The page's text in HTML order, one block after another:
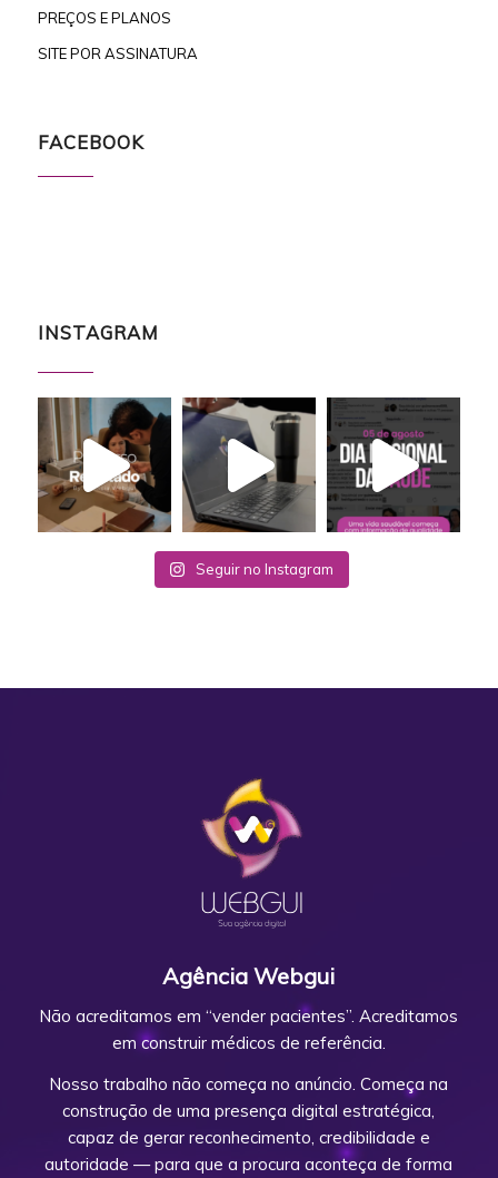
PREÇOS E PLANOS
SITE POR ASSINATURA
FACEBOOK
INSTAGRAM
Seguir no Instagram
Agência Webgui
Não acreditamos em “vender pacientes”. Acreditamos
em construir médicos de referência.
Nosso trabalho não começa no anúncio. Começa na
construção de uma presença digital estratégica,
capaz de gerar reconhecimento, credibilidade e
autoridade — para que a procura aconteça de forma